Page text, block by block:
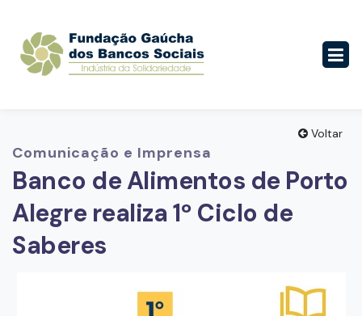
Voltar
Comunicação e Imprensa
Banco de Alimentos de Porto
Alegre realiza 1º Ciclo de
Saberes